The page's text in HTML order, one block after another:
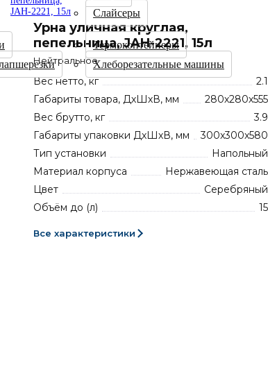
Слайсеры
Термоконтейнеры
Хлеборезательные машины
Урна уличная круглая,
пепельница, JAH-2221, 15л
Нейтральное
Вес нетто, кг
2.1
Габариты товара, ДхШхВ, мм
280х280х555
Вес брутто, кг
3.9
Габариты упаковки ДхШхВ, мм
300x300x580
Тип установки
Напольный
Материал корпуса
Нержавеющая сталь
Цвет
Серебряный
Объём до (л)
15
Все характеристики